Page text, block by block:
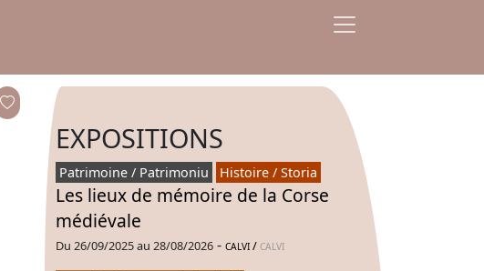
EXPOSITIONS
Patrimoine / Patrimoniu Histoire / Storia
Les lieux de mémoire de la Corse
médiévale
Du 26/09/2025 au 28/08/2026 - CALVI / CALVI